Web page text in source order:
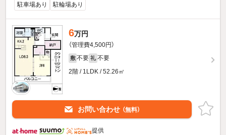
駐車場あり 駐輪場あり
6万円
（管理費4,500円）
敷 不要 礼 不要
2階 / 1LDK / 52.26㎡
お問い合わせ （無料）
提供